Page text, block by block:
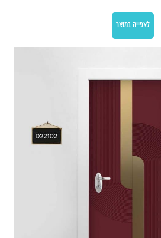
לצפייה במוצר